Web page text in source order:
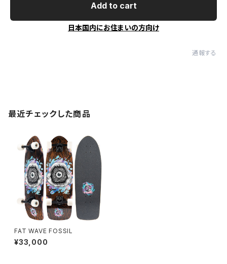
Add to cart
日本国内にお住まいの方向け
通報する
最近チェックした商品
FAT WAVE FOSSIL
¥33,000